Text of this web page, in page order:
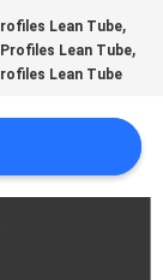
Lean Tube,
Lean Tube,
Lean Tube